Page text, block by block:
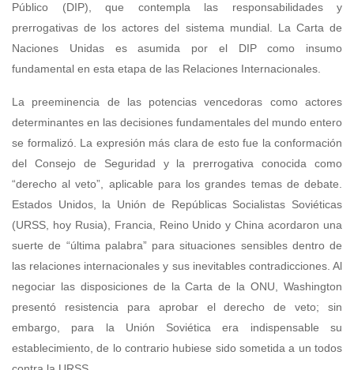
Público (DIP), que contempla las responsabilidades y
prerrogativas de los actores del sistema mundial. La Carta de
Naciones Unidas es asumida por el DIP como insumo
fundamental en esta etapa de las Relaciones Internacionales.
La preeminencia de las potencias vencedoras como actores
determinantes en las decisiones fundamentales del mundo entero
se formalizó. La expresión más clara de esto fue la conformación
del Consejo de Seguridad y la prerrogativa conocida como
“derecho al veto”, aplicable para los grandes temas de debate.
Estados Unidos, la Unión de Repúblicas Socialistas Soviéticas
(URSS, hoy Rusia), Francia, Reino Unido y China acordaron una
suerte de “última palabra” para situaciones sensibles dentro de
las relaciones internacionales y sus inevitables contradicciones. Al
negociar las disposiciones de la Carta de la ONU, Washington
presentó resistencia para aprobar el derecho de veto; sin
embargo, para la Unión Soviética era indispensable su
establecimiento, de lo contrario hubiese sido sometida a un todos